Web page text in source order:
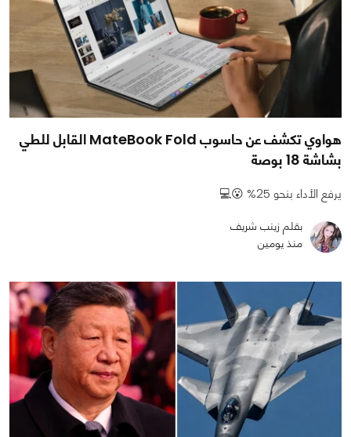
هواوي تكشف عن حاسوب MateBook Fold القابل للطي
بشاشة 18 بوصة
يرفع الأداء بنحو 25% 😮💻
بقلم زينب شريف
منذ يومين